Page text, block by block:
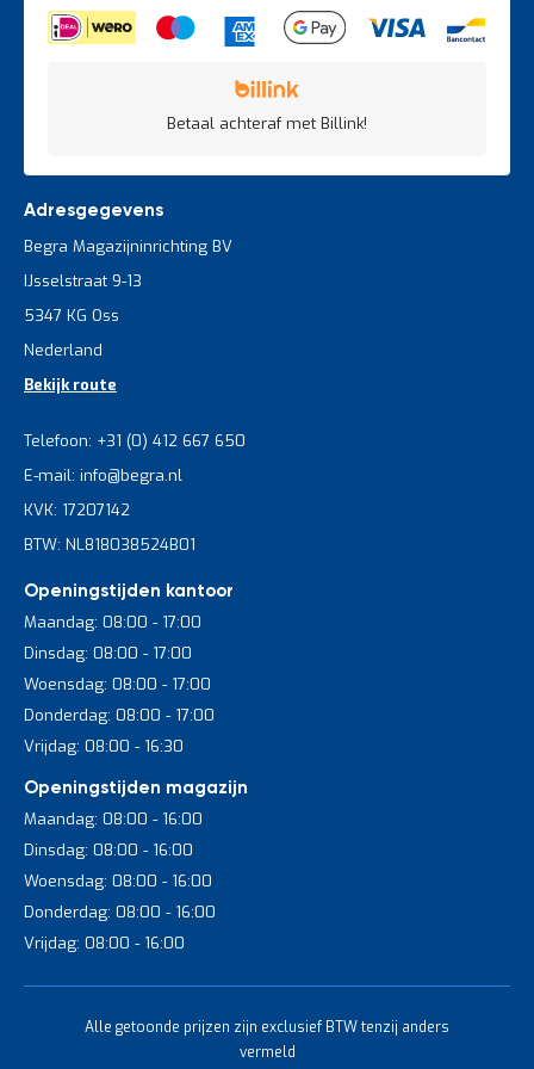
Betaal achteraf met Billink!
Adresgegevens
Begra Magazijninrichting BV
IJsselstraat 9-13
5347 KG Oss
Nederland
Bekijk route
Telefoon: +31 (0) 412 667 650
E-mail: info@begra.nl
KVK: 17207142
BTW: NL818038524B01
Openingstijden kantoor
Maandag: 08:00 - 17:00
Dinsdag: 08:00 - 17:00
Woensdag: 08:00 - 17:00
Donderdag: 08:00 - 17:00
Vrijdag: 08:00 - 16:30
Openingstijden magazijn
Maandag: 08:00 - 16:00
Dinsdag: 08:00 - 16:00
Woensdag: 08:00 - 16:00
Donderdag: 08:00 - 16:00
Vrijdag: 08:00 - 16:00
Alle getoonde prijzen zijn exclusief BTW tenzij anders
vermeld